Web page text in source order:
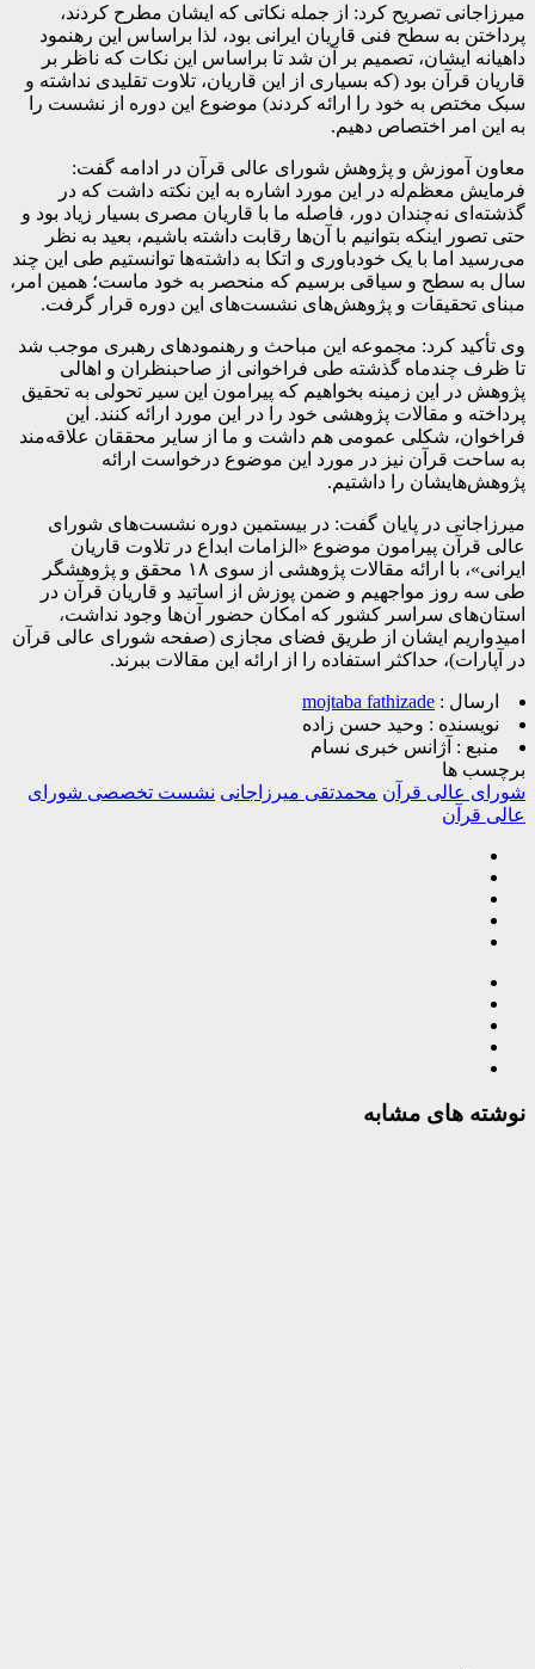
میرزاجانی تصریح کرد: از جمله نکاتی که ایشان مطرح کردند،
پرداختن به سطح فنی قاریان ایرانی بود، لذا براساس این رهنمود
داهیانه ایشان، تصمیم بر آن شد تا براساس این نکات که ناظر بر
قاریان قرآن بود (که بسیاری از این قاریان، تلاوت تقلیدی نداشته و
سبک مختص به خود را ارائه کردند) موضوع این دوره از نشست را
به این امر اختصاص دهیم.
معاون آموزش و پژوهش شورای عالی قرآن در ادامه گفت:
فرمایش معظم‌له در این مورد اشاره به این نکته داشت که در
گذشته‌ای نه‌چندان دور، فاصله ما با قاریان مصری بسیار زیاد بود و
حتی تصور اینکه بتوانیم با آن‌ها رقابت داشته باشیم، بعید به نظر
می‌رسید اما با یک خودباوری و اتکا به داشته‌ها توانستیم طی این چند
سال به سطح و سیاقی برسیم که منحصر به خود ماست؛ همین امر،
مبنای تحقیقات و پژوهش‌های نشست‌های این دوره قرار گرفت.
وی تأکید کرد: مجموعه این مباحث و رهنمودهای رهبری موجب شد
تا ظرف چندماه گذشته طی فراخوانی از صاحبنظران و اهالی
پژوهش در این زمینه بخواهیم که پیرامون این سیر تحولی به تحقیق
پرداخته و مقالات پژوهشی خود را در این مورد ارائه کنند. این
فراخوان، شکلی عمومی هم داشت و ما از سایر محققان علاقه‌مند
به ساحت قرآن نیز در مورد این موضوع درخواست ارائه
پژوهش‌هایشان را داشتیم.
میرزاجانی در پایان گفت: در بیستمین دوره نشست‌های شورای
عالی قرآن پیرامون موضوع «الزامات ابداع در تلاوت قاریان
ایرانی»، با ارائه مقالات پژوهشی از سوی ۱۸ محقق و پژوهشگر
طی سه روز مواجهیم و ضمن پوزش از اساتید و قاریان قرآن در
استان‌های سراسر کشور که امکان حضور آن‌ها وجود نداشت،
امیدواریم ایشان از طریق فضای مجازی (صفحه شورای عالی قرآن
در آپارات)، حداکثر استفاده را از ارائه این مقالات ببرند.
ارسال : mojtaba fathizade
نویسنده : وحید حسن زاده
منبع : آژانس خبری نسام
برچسب ها
شورای عالی قرآن محمدتقی میرزاجانی نشست تخصصی شورای
عالی قرآن
نوشته های مشابه